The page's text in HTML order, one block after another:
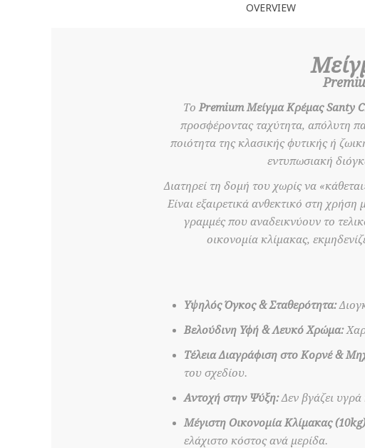
OVERVIEW
ΤοPremium Μείγμα Κρέμας Santy
προσφέροντας ταχύτητα, απόλυτη
ποιότητα της κλασικής φυτικής ή
εντυπωσιακή
Διατηρεί τη δομή του χωρίς να
Είναι εξαιρετικά ανθεκτικό στη
γραμμές που αναδεικνύουν το
οικονομία κλίμακας,
Υψηλός Όγκος & Σταθερότητα:
Βελούδινη Υφή & Λευκό Χρώμα:
Τέλεια Διαγράφιση στο Κορνέ &
του σχεδίου.
Αντοχή στην Ψύξη:Δεν βγάζει υγρά
Μέγιστη Οικονομία Κλίμακας
ελάχιστο κόστος ανά μερίδα.